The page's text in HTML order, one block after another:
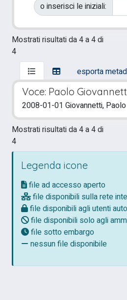
o inserisci le iniziali:
Mostrati risultati da 4 a 4 di
4
esporta
Voce: Paolo
2008-01-01 Giovannetti, Paolo
Mostrati risultati da 4 a 4 di
4
Legenda icone
file ad accesso aperto
file disponibili sulla rete
file disponibili agli utenti
file disponibili solo agli
file sotto embargo
nessun file disponibile